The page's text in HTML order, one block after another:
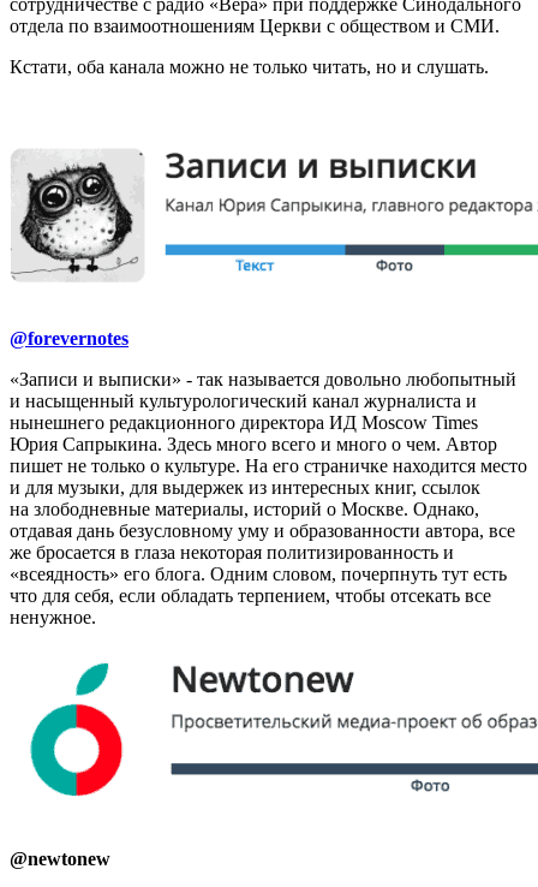
отдела по взаимоотношениям Церкви с обществом и СМИ.
Кстати, оба канала можно не только читать, но и слушать.
@forevernotes
«Записи и выписки» - так называется довольно любопытный
и насыщенный культурологический канал журналиста и
нынешнего редакционного директора ИД Moscow Times
Юрия Сапрыкина. Здесь много всего и много о чем. Автор
пишет не только о культуре. На его страничке находится место
и для музыки, для выдержек из интересных книг, ссылок
на злободневные материалы, историй о Москве. Однако,
отдавая дань безусловному уму и образованности автора, все
же бросается в глаза некоторая политизированность и
«всеядность» его блога. Одним словом, почерпнуть тут есть
что для себя, если обладать терпением, чтобы отсекать все
ненужное.
@newtonew